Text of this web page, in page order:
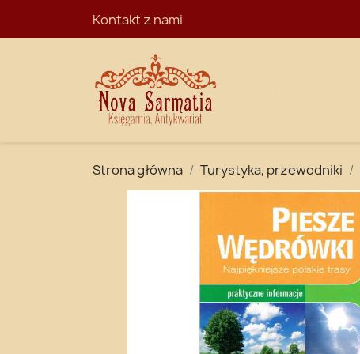
Kontakt z nami
Strona główna Turystyka, przewodniki